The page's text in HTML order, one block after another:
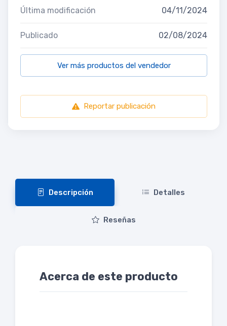
Última modificación 04/11/2024
Publicado 02/08/2024
Ver más productos del vendedor
Reportar publicación
Descripción Detalles
Reseñas
Acerca de este producto